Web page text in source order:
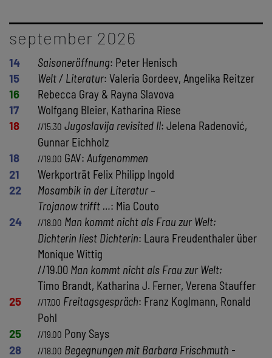
september 2026
14 Saisoneröffnung: Peter Henisch
15
Welt / Literatur: Valeria Gordeev, Angelika Reitzer
16
Rebecca Gray & Rayna Slavova
17
Wolfgang Bleier, Katharina Riese
18
//15.30 Jugoslavija revisited II: Jelena Radenović,
Gunnar Eichholz
18
//19.00 GAV: Aufgenommen
21
Werkporträt Felix Philipp Ingold
22
Mosambik in der Literatur –
Trojanow trifft …: Mia Couto
24
//18.00 Man kommt nicht als Frau zur Welt:
Dichterin liest Dichterin: Laura Freudenthaler über
Monique Wittig
//19.00 Man kommt nicht als Frau zur Welt:
Timo Brandt, Katharina J. Ferner, Verena Stauffer
25
//17.00 Freitagsgespräch: Franz Koglmann, Ronald
Pohl
25
//19.00 Pony Says
28
//18.00 Begegnungen mit Barbara Frischmuth -